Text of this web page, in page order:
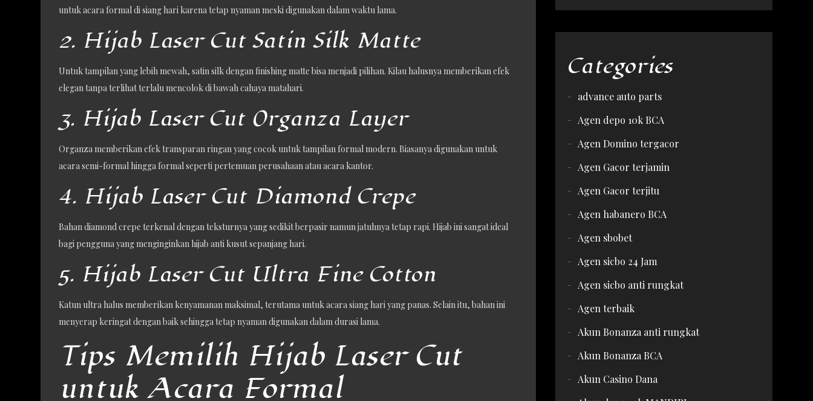
untuk acara formal di siang hari karena tetap nyaman meski digunakan dalam waktu lama.
2. Hijab Laser Cut Satin Silk Matte
Untuk tampilan yang lebih mewah, satin silk dengan finishing matte bisa menjadi pilihan. Kilau halusnya memberikan efek
elegan tanpa terlihat terlalu mencolok di bawah cahaya matahari.
3. Hijab Laser Cut Organza Layer
Organza memberikan efek transparan ringan yang cocok untuk tampilan formal modern. Biasanya digunakan untuk
acara semi-formal hingga formal seperti pertemuan perusahaan atau acara kantor.
4. Hijab Laser Cut Diamond Crepe
Bahan diamond crepe terkenal dengan teksturnya yang sedikit berpasir namun jatuhnya tetap rapi. Hijab ini sangat ideal
bagi pengguna yang menginginkan hijab anti kusut sepanjang hari.
5. Hijab Laser Cut Ultra Fine Cotton
Katun ultra halus memberikan kenyamanan maksimal, terutama untuk acara siang hari yang panas. Selain itu, bahan ini
menyerap keringat dengan baik sehingga tetap nyaman digunakan dalam durasi lama.
Tips Memilih Hijab Laser Cut
untuk Acara Formal
Categories
advance auto parts
Agen depo 10k BCA
Agen Domino tergacor
Agen Gacor terjamin
Agen Gacor terjitu
Agen habanero BCA
Agen sbobet
Agen sicbo 24 Jam
Agen sicbo anti rungkat
Agen terbaik
Akun Bonanza anti rungkat
Akun Bonanza BCA
Akun Casino Dana